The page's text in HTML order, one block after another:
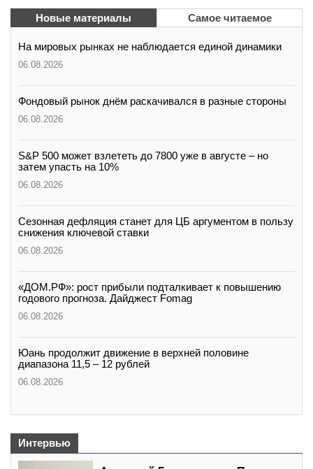
Новые материалы Самое читаемое
На мировых рынках не наблюдается единой динамики
06.08.2026
Фондовый рынок днём раскачивался в разные стороны
06.08.2026
S&P 500 может взлететь до 7800 уже в августе – но
затем упасть на 10%
06.08.2026
Сезонная дефляция станет для ЦБ аргументом в пользу
снижения ключевой ставки
06.08.2026
«ДОМ.РФ»: рост прибыли подталкивает к повышению
годового прогноза. Дайджест Fomag
06.08.2026
Юань продолжит движение в верхней половине
диапазона 11,5 – 12 рублей
06.08.2026
Интервью